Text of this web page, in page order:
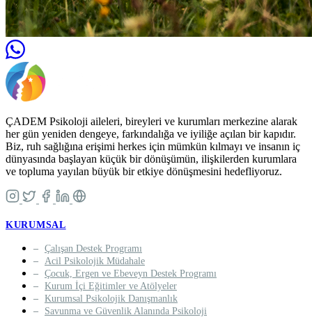
ÇADEM Psikoloji aileleri, bireyleri ve kurumları merkezine alarak
her gün yeniden dengeye, farkındalığa ve iyiliğe açılan bir kapıdır.
Biz, ruh sağlığına erişimi herkes için mümkün kılmayı ve insanın iç
dünyasında başlayan küçük bir dönüşümün, ilişkilerden kurumlara
ve topluma yayılan büyük bir etkiye dönüşmesini hedefliyoruz.
KURUMSAL
Çalışan Destek Programı
Acil Psikolojik Müdahale
Çocuk, Ergen ve Ebeveyn Destek Programı
Kurum İçi Eğitimler ve Atölyeler
Kurumsal Psikolojik Danışmanlık
Savunma ve Güvenlik Alanında Psikoloji